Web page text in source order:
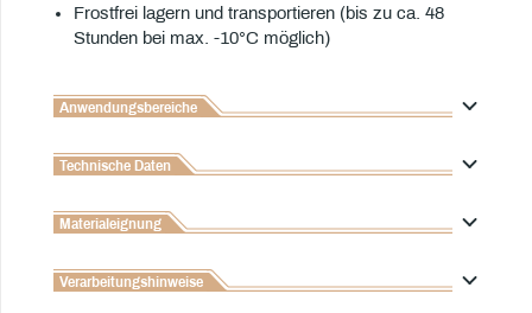
Frostfrei lagern und transportieren (bis zu ca. 48
Stunden bei max. -10°C möglich)
Anwendungsbereiche
Technische Daten
Materialeignung
Verarbeitungshinweise